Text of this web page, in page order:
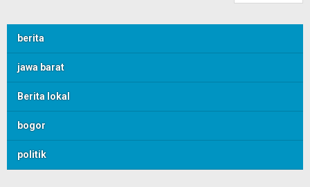
berita
jawa barat
Berita lokal
bogor
politik